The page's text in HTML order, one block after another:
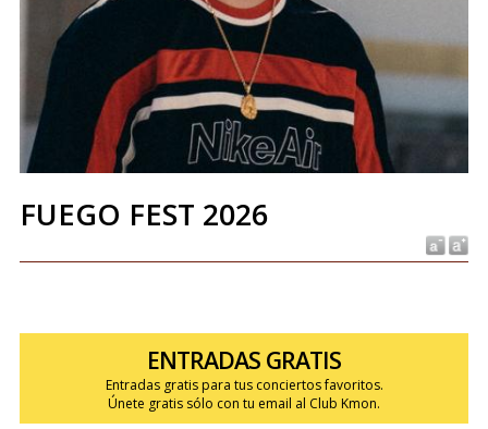
FUEGO FEST 2026
ENTRADAS GRATIS
Entradas gratis para tus conciertos favoritos.
Únete gratis sólo con tu email al Club Kmon.